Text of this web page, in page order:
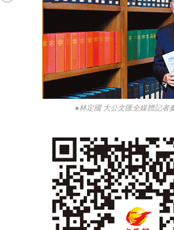
●林定國 大公文匯全媒體記者